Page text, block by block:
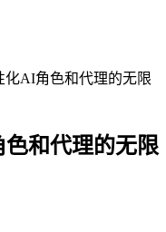
化AI角色和代理的无限
和代理的无限